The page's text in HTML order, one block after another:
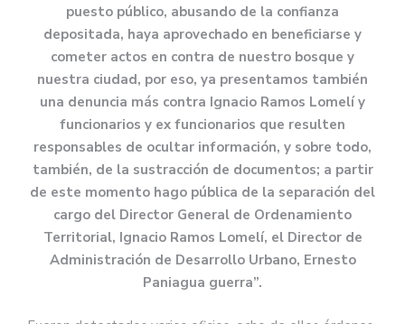
puesto público, abusando de la confianza
depositada, haya aprovechado en beneficiarse y
cometer actos en contra de nuestro bosque y
nuestra ciudad, por eso, ya presentamos también
una denuncia más contra Ignacio Ramos Lomelí y
funcionarios y ex funcionarios que resulten
responsables de ocultar información, y sobre todo,
también, de la sustracción de documentos; a partir
de este momento hago pública de la separación del
cargo del Director General de Ordenamiento
Territorial, Ignacio Ramos Lomelí, el Director de
Administración de Desarrollo Urbano, Ernesto
Paniagua guerra”.